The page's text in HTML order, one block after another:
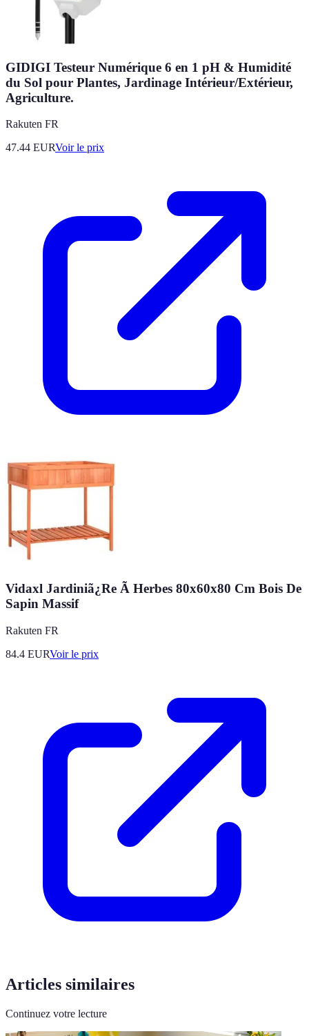
GIDIGI Testeur Numérique 6 en 1 pH & Humidité
du Sol pour Plantes, Jardinage Intérieur/Extérieur,
Agriculture.
Rakuten FR
47.44 EURVoir le prix
Vidaxl Jardiniã¿Re Ã Herbes 80x60x80 Cm Bois De
Sapin Massif
Rakuten FR
84.4 EURVoir le prix
Articles similaires
Continuez votre lecture